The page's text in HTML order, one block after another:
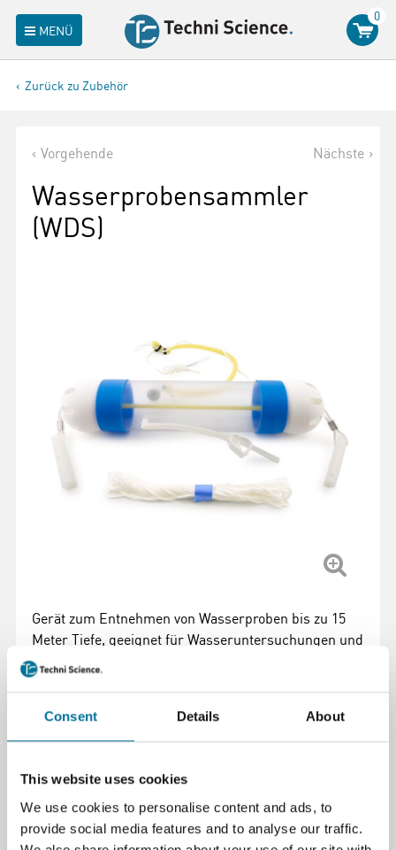
Consent Details About
This website uses cookies
We use cookies to personalise content and ads, to
provide social media features and to analyse our traffic.
MENÜ
0
Zurück zu Zubehör
Vorgehende Nächste
Wasserprobensammler
(WDS)
Gerät zum Entnehmen von Wasserproben bis zu 15
Meter Tiefe, geeignet für Wasseruntersuchungen und
Umweltüberwachung, mit Online-Infos zu Nutzung
und Spezifikationen.
211,49 € inkl. MwSt.